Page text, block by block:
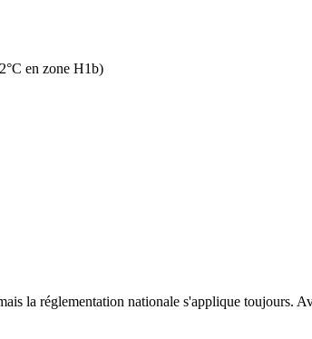
en zone H1b)
la réglementation nationale s'applique toujours.